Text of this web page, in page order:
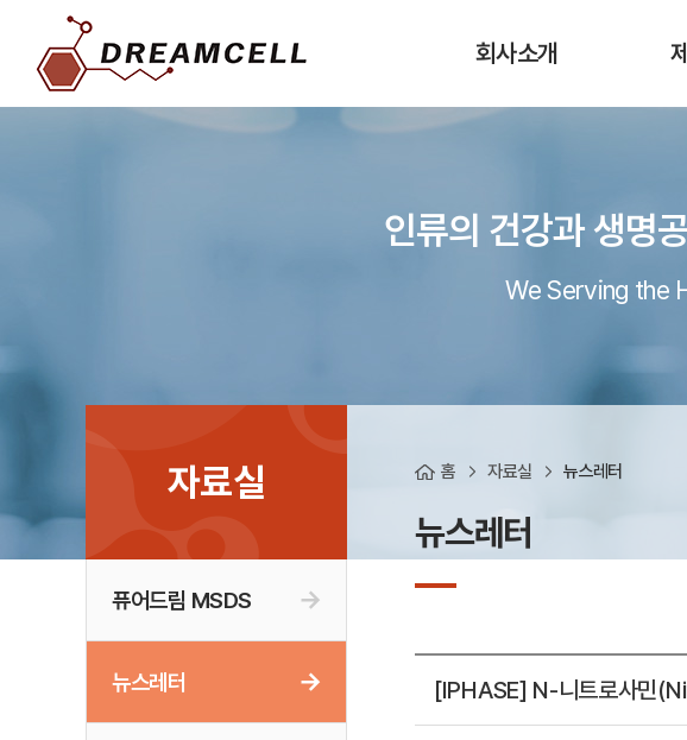
회사소개
인류의 건강과 생명
We Serving the
자료실
퓨어드림 MSDS
뉴스레터
홈 자료실 뉴스레터
뉴스레터
[IPHASE] N-니트로사민